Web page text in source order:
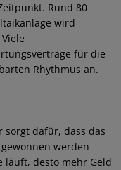
Rund 80
wird
für die
Rhythmus an.
sorgt dafür, dass das
werden
läuft, desto mehr Geld